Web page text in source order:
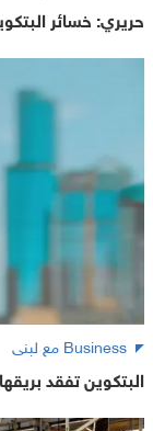
حريري: خسائر
Business مع لبنى
البتكوين تفقد